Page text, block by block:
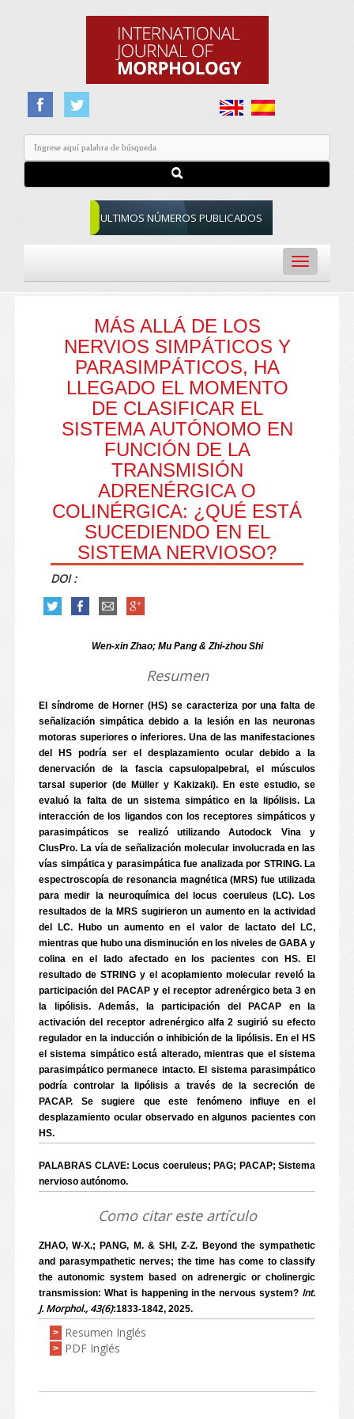
ULTIMOS NÚMEROS PUBLICADOS
Toggle
navigation
MÁS ALLÁ DE LOS
NERVIOS SIMPÁTICOS Y
PARASIMPÁTICOS, HA
LLEGADO EL MOMENTO
DE CLASIFICAR EL
SISTEMA AUTÓNOMO EN
FUNCIÓN DE LA
TRANSMISIÓN
ADRENÉRGICA O
COLINÉRGICA: ¿QUÉ ESTÁ
SUCEDIENDO EN EL
SISTEMA NERVIOSO?
DOI :
Wen-xin Zhao; Mu Pang & Zhi-zhou Shi
Resumen
El síndrome de Horner (HS) se caracteriza por una falta de
señalización simpática debido a la lesión en las neuronas
motoras superiores o inferiores. Una de las manifestaciones
del HS podría ser el desplazamiento ocular debido a la
denervación de la fascia capsulopalpebral, el músculos
tarsal superior (de Müller y Kakizaki). En este estudio, se
evaluó la falta de un sistema simpático en la lipólisis. La
interacción de los ligandos con los receptores simpáticos y
parasimpáticos se realizó utilizando Autodock Vina y
ClusPro. La vía de señalización molecular involucrada en las
vías simpática y parasimpática fue analizada por STRING. La
espectroscopía de resonancia magnética (MRS) fue utilizada
para medir la neuroquímica del locus coeruleus (LC). Los
resultados de la MRS sugirieron un aumento en la actividad
del LC. Hubo un aumento en el valor de lactato del LC,
mientras que hubo una disminución en los niveles de GABA y
colina en el lado afectado en los pacientes con HS. El
resultado de STRING y el acoplamiento molecular reveló la
participación del PACAP y el receptor adrenérgico beta 3 en
la lipólisis. Además, la participación del PACAP en la
activación del receptor adrenérgico alfa 2 sugirió su efecto
regulador en la inducción o inhibición de la lipólisis. En el HS
el sistema simpático está alterado, mientras que el sistema
parasimpático permanece intacto. El sistema parasimpático
podría controlar la lipólisis a través de la secreción de
PACAP. Se sugiere que este fenómeno influye en el
desplazamiento ocular observado en algunos pacientes con
HS.
PALABRAS CLAVE: Locus coeruleus; PAG; PACAP; Sistema
nervioso autónomo.
Como citar este artículo
ZHAO, W-X.; PANG, M. & SHI, Z-Z. Beyond the sympathetic
and parasympathetic nerves; the time has come to classify
the autonomic system based on adrenergic or cholinergic
transmission: What is happening in the nervous system? Int.
J. Morphol., 43(6):1833-1842, 2025.
> Resumen Inglés
> PDF Inglés